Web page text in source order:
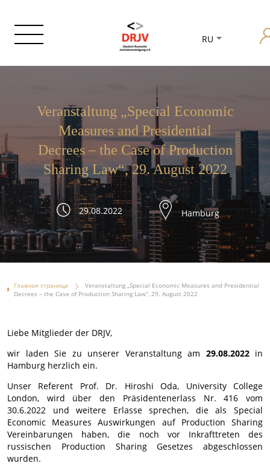
RU
Veranstaltung „Special Economic
Measures and Presidential
Decrees – the Case of Production
Sharing Law“, 29. August 2022
29.08.2022 Hamburg
Главная страница
Veranstaltung „Special Economic Measures and Presidential
Decrees – the Case of Production Sharing Law“, 29. August 2022
Liebe Mitglieder der DRJV,
wir laden Sie zu unserer Veranstaltung am 29.08.2022in
Hamburg herzlich ein.
Unser Referent Prof. Dr. Hiroshi Oda, University College
London, wird über den Präsidentenerlass Nr. 416 vom
30.6.2022 und weitere Erlasse sprechen, die als Special
Economic Measures Auswirkungen auf Production Sharing
Vereinbarungen haben, die noch vor Inkrafttreten des
russischen Production Sharing Gesetzes abgeschlossen
wurden.